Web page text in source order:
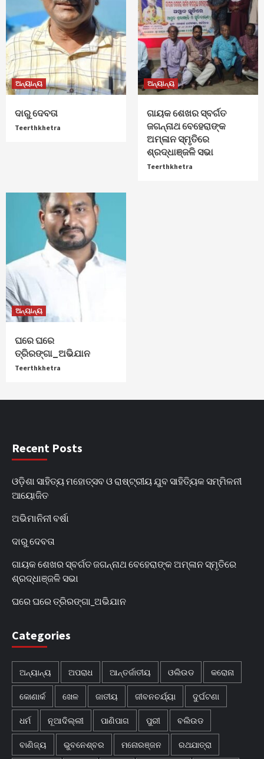
ଅନ୍ୟାନ୍ୟ
ଦାରୁ ଦେବତା
Teerthkhetra
ଅନ୍ୟାନ୍ୟ
ଗାୟକ ଶେଖର ସ୍ବର୍ଗତ
ଜଗନ୍ନାଥ ବେହେରାଙ୍କ
ଅମ୍ଳାନ ସ୍ମୃତିରେ
ଶ୍ରଦ୍ଧାଞ୍ଜଳି ସଭା
Teerthkhetra
ଅନ୍ୟାନ୍ୟ
ଘରେ ଘରେ
ତ୍ରିରଙ୍ଗା_ଅଭିଯାନ
Teerthkhetra
Recent Posts
ଓଡ଼ିଶା ସାହିତ୍ୟ ମହୋତ୍ସବ ଓ ରାଷ୍ଟ୍ରୀୟ ଯୁବ ସାହିତ୍ୟିକ ସମ୍ମିଳନୀ
ଆୟୋଜିତ
ଅଭିମାନିନୀ ବର୍ଷା
ଦାରୁ ଦେବତା
ଗାୟକ ଶେଖର ସ୍ବର୍ଗତ ଜଗନ୍ନାଥ ବେହେରାଙ୍କ ଅମ୍ଳାନ ସ୍ମୃତିରେ
ଶ୍ରଦ୍ଧାଞ୍ଜଳି ସଭା
ଘରେ ଘରେ ତ୍ରିରଙ୍ଗା_ଅଭିଯାନ
Categories
ଅନ୍ୟାନ୍ୟ ଅପରାଧ ଆନ୍ତର୍ଜାତୀୟ ଓଲିଉଡ କରୋନା
କୋଣାର୍କ ଖେଳ ଜାତୀୟ ଜୀବନଚର୍ଯ୍ୟା ଦୁର୍ଘଟଣା
ଧର୍ମ ନୂଆଦିଲ୍ଲୀ ପାଣିପାଗ ପୁରୀ ବଲିଉଡ
ବାଣିଜ୍ୟ ଭୁବନେଶ୍ବର ମନୋରଞ୍ଜନ ରଥଯାତ୍ରା